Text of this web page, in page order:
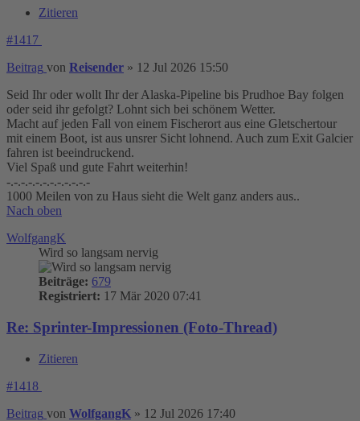
Zitieren
#1417
Beitrag von Reisender » 12 Jul 2026 15:50
Seid Ihr oder wollt Ihr der Alaska-Pipeline bis Prudhoe Bay folgen
oder seid ihr gefolgt? Lohnt sich bei schönem Wetter.
Macht auf jeden Fall von einem Fischerort aus eine Gletschertour
mit einem Boot, ist aus unsrer Sicht lohnend. Auch zum Exit Galcier
fahren ist beeindruckend.
Viel Spaß und gute Fahrt weiterhin!
-.-.-.-.-.-.-.-.-.-.-.-
1000 Meilen von zu Haus sieht die Welt ganz anders aus..
Nach oben
WolfgangK
Wird so langsam nervig
Beiträge: 679
Registriert: 17 Mär 2020 07:41
Re: Sprinter-Impressionen (Foto-Thread)
Zitieren
#1418
Beitrag von WolfgangK » 12 Jul 2026 17:40